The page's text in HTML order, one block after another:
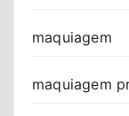
maquiagem
maquiagem